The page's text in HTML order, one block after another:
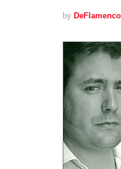
by DeFlamenco